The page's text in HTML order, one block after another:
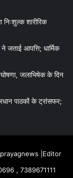
निःशुल्क शारीरिक
जताई आपत्ति; धार्मिक
जलाभिषेक के दिन
पाठकों के ट्रांसफर;
|Editor
, 7389671111